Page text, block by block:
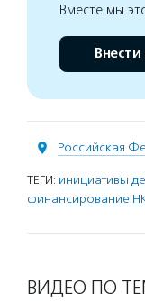
Вместе мы
Внести
Российская
ТЕГИ: инициативы
финансирование
ВИДЕО ПО